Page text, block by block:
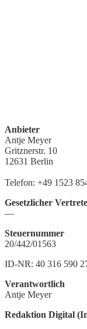
Anbieter
Antje Meyer
Gritznerstr. 10
12631 Berlin
Telefon: +49 1523
Gesetzlicher
—
Steuernummer
20/442/01563
ID-NR: 40 316 590
Verantwortlich
Antje Meyer
Redaktion Digital